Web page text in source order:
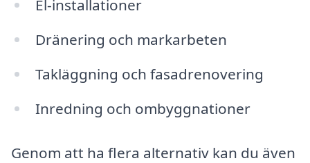
El-installationer
Dränering och markarbeten
Takläggning och fasadrenovering
Inredning och ombyggnationer
Genom att ha flera alternativ kan du även